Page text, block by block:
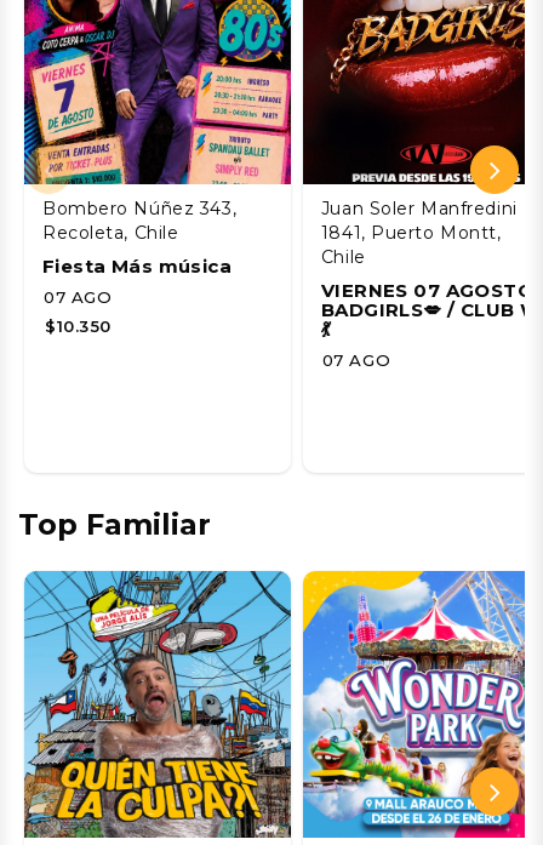
Bombero Núñez 343,
Recoleta, Chile
Fiesta Más música
07 AGO
$10.350
Juan Soler Manfredini
1841, Puerto Montt,
Chile
VIERNES 07 AGOSTO
BADGIRLS💋 / CLUB W
💃
07 AGO
Top Familiar